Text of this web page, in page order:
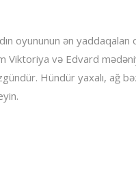
oyununun ən yaddaqalan
Viktoriya və Edvard
Hündür yaxalı, ağ